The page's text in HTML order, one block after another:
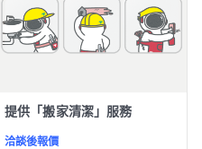
提供「搬家清潔」服務
洽談後報價